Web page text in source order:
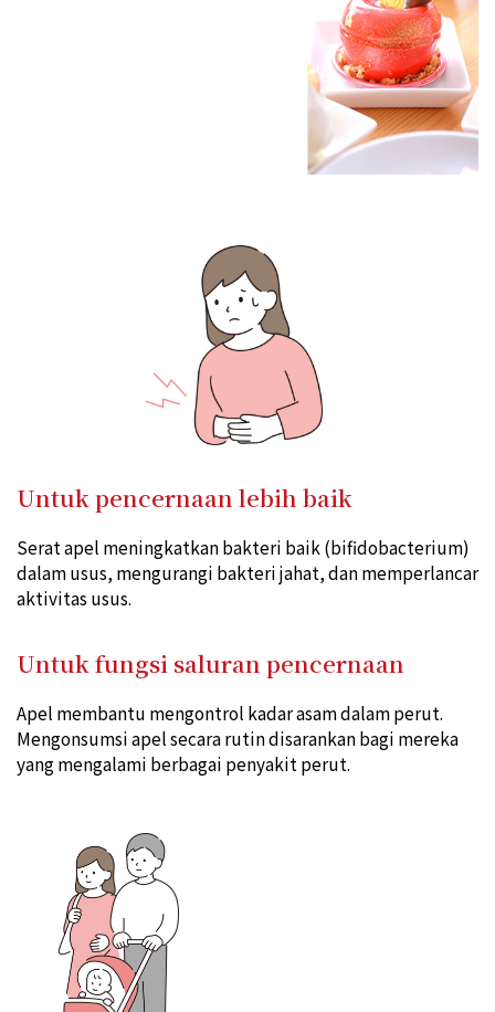
Untuk pencernaan lebih baik
Serat apel meningkatkan bakteri baik (bifidobacterium)
dalam usus, mengurangi bakteri jahat, dan memperlancar
aktivitas usus.
Untuk fungsi saluran pencernaan
Apel membantu mengontrol kadar asam dalam perut.
Mengonsumsi apel secara rutin disarankan bagi mereka
yang mengalami berbagai penyakit perut.